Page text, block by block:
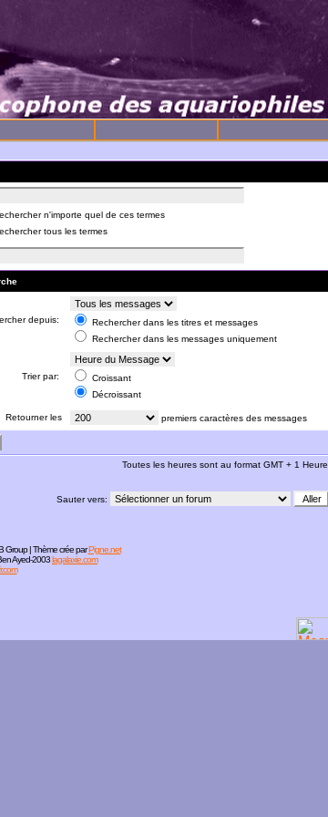
n'importe quel de ces termes
tous les termes
depuis:
Rechercher dans les titres et messages
Rechercher dans les messages uniquement
Trier par:
Croissant
Décroissant
Retourner les premiers caractères des messages
Toutes les heures sont au format GMT + 1 Heure
Sauter vers:
| Thème crée parPigne.net
Ayed-2003lagalaxie.com